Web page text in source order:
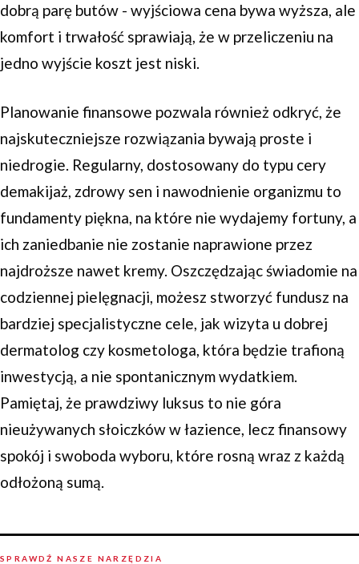
dobrą parę butów - wyjściowa cena bywa wyższa, ale
komfort i trwałość sprawiają, że w przeliczeniu na
jedno wyjście koszt jest niski.
Planowanie finansowe pozwala również odkryć, że
najskuteczniejsze rozwiązania bywają proste i
niedrogie. Regularny, dostosowany do typu cery
demakijaż, zdrowy sen i nawodnienie organizmu to
fundamenty piękna, na które nie wydajemy fortuny, a
ich zaniedbanie nie zostanie naprawione przez
najdroższe nawet kremy. Oszczędzając świadomie na
codziennej pielęgnacji, możesz stworzyć fundusz na
bardziej specjalistyczne cele, jak wizyta u dobrej
dermatolog czy kosmetologa, która będzie trafioną
inwestycją, a nie spontanicznym wydatkiem.
Pamiętaj, że prawdziwy luksus to nie góra
nieużywanych słoiczków w łazience, lecz finansowy
spokój i swoboda wyboru, które rosną wraz z każdą
odłożoną sumą.
SPRAWDŹ NASZE NARZĘDZIA